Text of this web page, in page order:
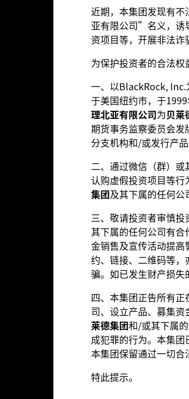
近期，本集团发现有
亚有限公司”名义，诱
资项目等，开展非法诈
为保护投资者的合法权
一、以BlackRock,
于美国纽约市，于
理北亚有限公司为贝莱
期货事务监察委员会
分支机构和/或发行产品
二、通过微信（群）
认购虚假投资项目等行
集团及其下属的任何公
三、敬请投资者审慎
其下属的任何公司有
金销售及宣传活动提
约、链接、二维码等
骗。如已发生财产损失
四、本集团正告所有正
司、设立产品、募集
莱德集团和/或其下属
成犯罪的行为。本集团
本集团保留通过一切合
特此提示。
和国证券法》、《中华人民共和国证券投资基
基金
目标。基金将不少于70%的总资产投资于在欧洲
基金
以对冲货币风险。股份类别中使用金融衍生产品可
股份类别的风险效应减至最低。您只需直接在基金
绩效